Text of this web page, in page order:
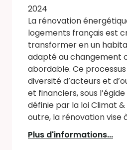
2024
La rénovation
logements français est
transformer en un
adapté au changement
abordable. Ce
diversité d’acteurs et
et financiers, sous
définie par la loi Climat &
outre, la rénovation vise
Plus d'informations...